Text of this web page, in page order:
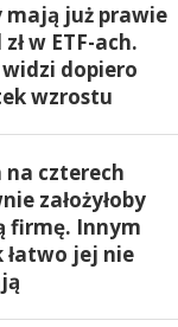
mają już prawie
w ETF-ach.
widzi dopiero
wzrostu
na czterech
założyłoby
firmę. Innym
łatwo jej nie